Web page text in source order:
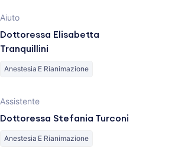
Aiuto
Dottoressa Elisabetta
Tranquillini
Anestesia E Rianimazione
Assistente
Dottoressa Stefania Turconi
Anestesia E Rianimazione